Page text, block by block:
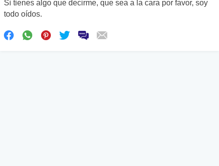
Si tienes algo que decirme, que sea a la cara por favor, soy
todo oídos.